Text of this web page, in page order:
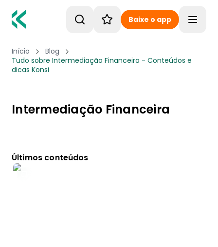
Baixe o app
Início
Blog
Tudo sobre Intermediação Financeira - Conteúdos e
dicas Konsi
Intermediação Financeira
Últimos conteúdos